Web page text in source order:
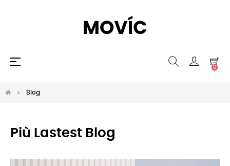
navigazione
☰
0
Blog
Più Lastest Blog